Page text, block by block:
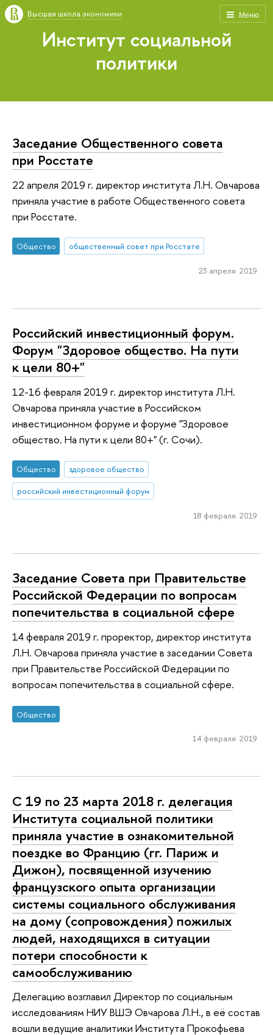
Меню
Высшая школа экономики
Институт социальной
политики
Заседание Общественного совета
при Росстате
22 апреля 2019 г. директор института Л.Н. Овчарова
приняла участие в работе Общественного совета
при Росстате.
Общество общественный совет при Росстате
23 апреля 2019
Российский инвестиционный форум.
Форум "Здоровое общество. На пути
к цели 80+"
12-16 февраля 2019 г. директор института Л.Н.
Овчарова приняла участие в Российском
инвестиционном форуме и форуме "Здоровое
общество. На пути к цели 80+" (г. Сочи).
Общество
здоровое общество
российский инвестиционный форум
18 февраля 2019
Заседание Совета при Правительстве
Российской Федерации по вопросам
попечительства в социальной сфере
14 февраля 2019 г. проректор, директор института
Л.Н. Овчарова приняла участие в заседании Совета
при Правительстве Российской Федерации по
вопросам попечительства в социальной сфере.
Общество
14 февраля 2019
С 19 по 23 марта 2018 г. делегация
Института социальной политики
приняла участие в ознакомительной
поездке во Францию (гг. Париж и
Дижон), посвященной изучению
французского опыта организации
системы социального обслуживания
на дому (сопровождения) пожилых
людей, находящихся в ситуации
потери способности к
самообслуживанию
Делегацию возглавил Директор по социальным
исследованиям НИУ ВШЭ Овчарова Л.Н., в её состав
вошли ведущие аналитики Института Прокофьева